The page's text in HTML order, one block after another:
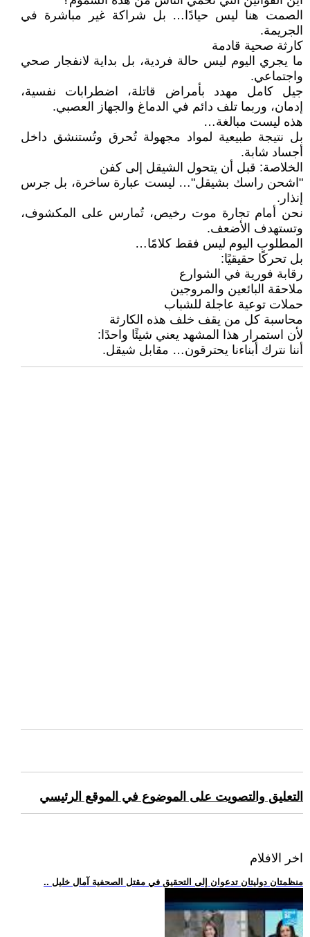
الصمت هنا ليس حيادًا… بل شراكة غير مباشرة في
الجريمة.
كارثة صحية قادمة
ما يجري اليوم ليس حالة فردية، بل بداية لانفجار صحي
واجتماعي.
جيل كامل مهدد بأمراض قاتلة، اضطرابات نفسية،
إدمان، وربما تلف دائم في الدماغ والجهاز العصبي.
هذه ليست مبالغة…
بل نتيجة طبيعية لمواد مجهولة تُحرق وتُستنشق داخل
أجساد شابة.
الخلاصة: قبل أن يتحول الشيقل إلى كفن
"اشحن راسك بشيقل"… ليست عبارة ساخرة، بل جرس
إنذار.
نحن أمام تجارة موت رخيص، تُمارس على المكشوف،
وتستهدف الأضعف.
المطلوب اليوم ليس فقط كلامًا…
بل تحركًا حقيقيًا:
رقابة فورية في الشوارع
ملاحقة البائعين والمروجين
حملات توعية عاجلة للشباب
محاسبة كل من يقف خلف هذه الكارثة
لأن استمرار هذا المشهد يعني شيئًا واحدًا:
أننا نترك أبناءنا يحترقون… مقابل شيقل.
التعليق والتصويت على الموضوع في الموقع الرئيسي
اخر الافلام
.. منظمتان دوليتان تدعوان إلى التحقيق في مقتل الصحفية آمال خليل